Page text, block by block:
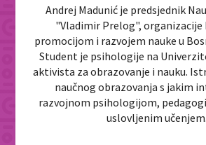
Andrej Madunić je predsjednik
"Vladimir Prelog", organizacije
promocijom i razvojem nauke u
Student je psihologije na
aktivista za obrazovanje i nauku.
naučnog obrazovanja s jakim
razvojnom psihologijom,
uslovljenim učenjem.